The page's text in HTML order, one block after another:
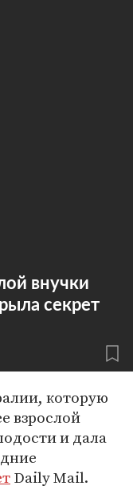
внучки
секрет
которую
взрослой
и дала
Daily Mail.